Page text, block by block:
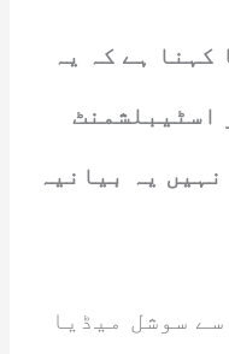
کہنا ہے کہ یہ
اسٹیبلشمنٹ
یہ بیانیہ
سوشل میڈیا